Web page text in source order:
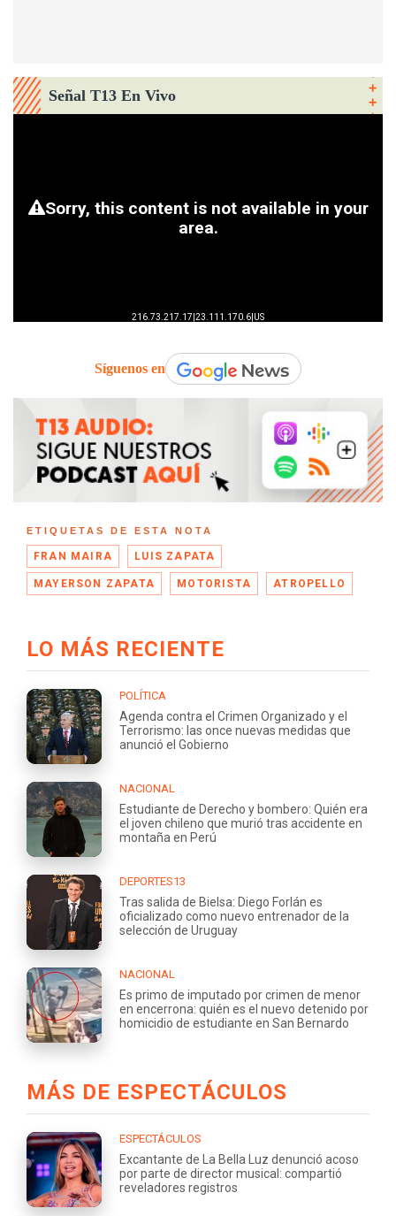
Señal T13 En Vivo
Síguenos en
ETIQUETAS DE ESTA NOTA
FRAN MAIRA LUIS ZAPATA
MAYERSON ZAPATA MOTORISTA ATROPELLO
LO MÁS RECIENTE
POLÍTICA
Agenda contra el Crimen Organizado y el
Terrorismo: las once nuevas medidas que
anunció el Gobierno
NACIONAL
Estudiante de Derecho y bombero: Quién era
el joven chileno que murió tras accidente en
montaña en Perú
DEPORTES13
Tras salida de Bielsa: Diego Forlán es
oficializado como nuevo entrenador de la
selección de Uruguay
NACIONAL
Es primo de imputado por crimen de menor
en encerrona: quién es el nuevo detenido por
homicidio de estudiante en San Bernardo
MÁS DE ESPECTÁCULOS
ESPECTÁCULOS
Excantante de La Bella Luz denunció acoso
por parte de director musical: compartió
reveladores registros